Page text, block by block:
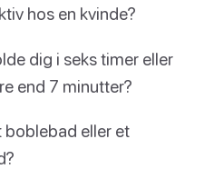
hos en kvinde?
dig i seks timer eller
end 7 minutter?
boblebad eller et